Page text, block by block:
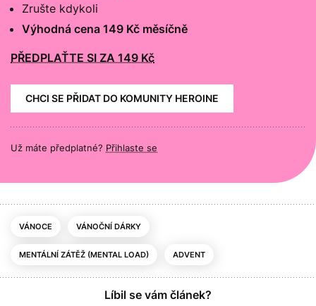
Zrušte kdykoli
Výhodná cena 149 Kč měsíčně
PŘEDPLAŤTE SI ZA 149 Kč
CHCI SE PŘIDAT DO KOMUNITY HEROINE
Už máte předplatné? Přihlaste se
VÁNOCE VÁNOČNÍ DÁRKY
MENTÁLNÍ ZÁTĚŽ (MENTAL LOAD) ADVENT
Líbil se vám článek?